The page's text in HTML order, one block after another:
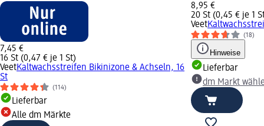
7,45 €
16 St (0,47 € je 1 St)
VeetKaltwachsstreifen Bikinizone & Achseln, 16
St
(114)
Lieferbar
Alle dm Märkte
8,95 €
20 St (0,45 € je 1
Veet
(18)
Hinweise
Lieferbar
dm Markt